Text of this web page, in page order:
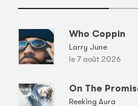
Who Coppin
Larry June
le 7 août 2026
On The
Reeking Aura